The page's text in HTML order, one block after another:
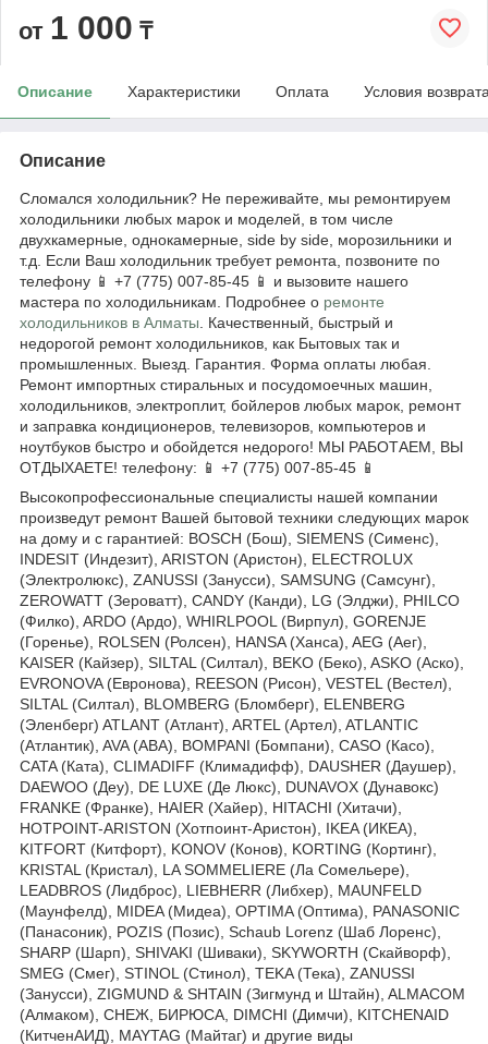
от 1 000 ₸
Описание Характеристики Оплата Условия
Описание
Сломался холодильник? Не переживайте, мы ремонтируем
холодильники любых марок и моделей, в том числе
двухкамерные, однокамерные, side by side, морозильники и
т.д. Если Ваш холодильник требует ремонта, позвоните по
телефону 📱 +7 (775) 007-85-45 📱 и вызовите нашего
мастера по холодильникам. Подробнее о ремонте
холодильников в Алматы . Качественный, быстрый и
недорогой ремонт холодильников, как Бытовых так и
промышленных. Выезд. Гарантия. Форма оплаты любая.
Ремонт импортных стиральных и посудомоечных машин,
холодильников, электроплит, бойлеров любых марок, ремонт
и заправка кондиционеров, телевизоров, компьютеров и
ноутбуков быстро и обойдется недорого! МЫ РАБОТАЕМ, ВЫ
ОТДЫХАЕТЕ! телефону: 📱 +7 (775) 007-85-45 📱
Высокопрофессиональные специалисты нашей компании
произведут ремонт Вашей бытовой техники следующих марок
на дому и с гарантией: BOSCH (Бош), SIEMENS (Сименс),
INDESIT (Индезит), ARISTON (Аристон), ELECTROLUX
(Электролюкс), ZANUSSI (Занусси), SAMSUNG (Самсунг),
ZEROWATT (Зероватт), CANDY (Канди), LG (Элджи), PHILCO
(Филко), ARDO (Ардо), WHIRLPOOL (Вирпул), GORENJE
(Горенье), ROLSEN (Ролсен), HANSA (Ханса), AEG (Аег),
KAISER (Кайзер), SILTAL (Силтал), BEKO (Беко), ASKO (Аско),
EVRONOVA (Евронова), REESON (Рисон), VESTEL (Вестел),
SILTAL (Силтал), BLOMBERG (Бломберг), ELENBERG
(Эленберг) ATLANT (Атлант), ARTEL (Артел), ATLANTIC
(Атлантик), AVA (АВА), BOMPANI (Бомпани), CASO (Касо),
CATA (Ката), CLIMADIFF (Климадифф), DAUSHER (Даушер),
DAEWOO (Деу), DE LUXE (Де Люкс), DUNAVOX (Дунавокс)
FRANKE (Франке), HAIER (Хайер), HITACHI (Хитачи),
HOTPOINT-ARISTON (Хотпоинт-Аристон), IKEA (ИКЕА),
KITFORT (Китфорт), KONOV (Конов), KORTING (Кортинг),
KRISTAL (Кристал), LA SOMMELIERE (Ла Сомельере),
LEADBROS (Лидброс), LIEBHERR (Либхер), MAUNFELD
(Маунфелд), MIDEA (Мидеа), OPTIMA (Оптима), PANASONIC
(Панасоник), POZIS (Позис), Schaub Lorenz (Шаб Лоренс),
SHARP (Шарп), SHIVAKI (Шиваки), SKYWORTH (Скайворф),
SMEG (Смег), STINOL (Стинол), TEKA (Тека), ZANUSSI
(Занусси), ZIGMUND & SHTAIN (Зигмунд и Штайн), ALMACOM
(Алмаком), СНЕЖ, БИРЮСА, DIMCHI (Димчи), KITCHENAID
(КитченАИД), MAYTAG (Майтаг) и другие виды